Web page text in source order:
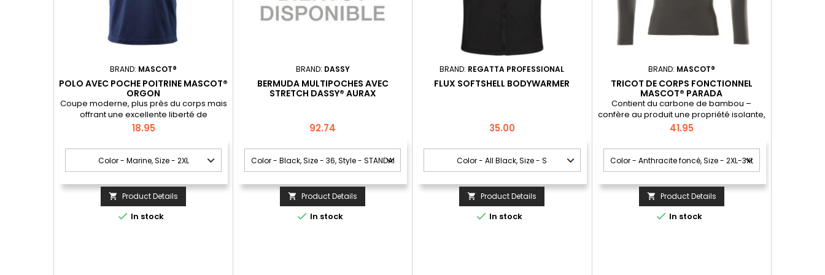
BRAND: MASCOT®
POLO AVEC POCHE POITRINE MASCOT®
ORGON
Coupe moderne, plus près du corps mais
offrant une excellente liberté de
mouvement.; Patte de col boutonnée.;
une bande de tissu légèrement
rembourrée – évite le frottement des
coutures.; Col en maille côtelée.
Price
18.95
 Product Details
 In stock
BRAND: DASSY
BERMUDA MULTIPOCHES AVEC
STRETCH DASSY® AURAX
Price
92.74
 Product Details
 In stock
BRAND: REGATTA PROFESSIONAL
FLUX SOFTSHELL BODYWARMER
Price
35.00
 Product Details
 In stock
BRAND: MASCOT®
TRICOT DE CORPS FONCTIONNEL
MASCOT® PARADA
Contient du carbone de bambou –
confère au produit une propriété isolante,
antibactérienne et permet l'évacuation
épouse les contours du corps.; Sêche
rapidement - crucial pour éviter le
refroidissement du corps.; Parfait comme
Price
41.95
 Product Details
 In stock